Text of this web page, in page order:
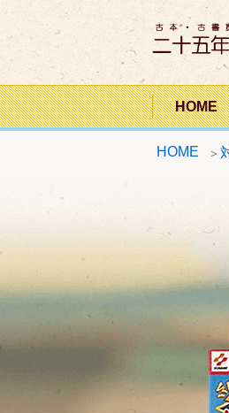
コ
ン
テ
ン
ツ
へ
二十
HOME
HOME